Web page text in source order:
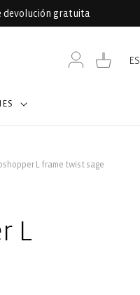
devolución gratuita
Idioma
ES
Iniciar
sesión
Carrito
L frame twist sage
L